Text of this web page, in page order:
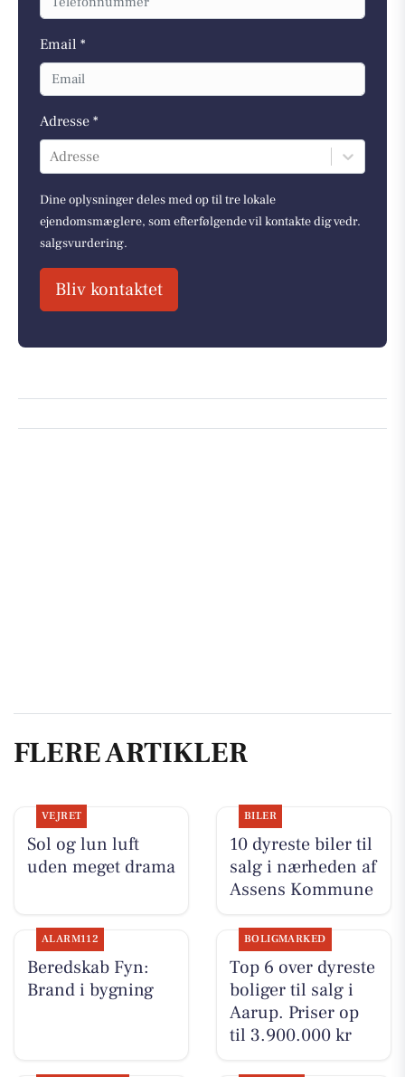
Email *
Adresse *
Adresse
Dine oplysninger deles med op til tre lokale
ejendomsmæglere, som efterfølgende vil kontakte dig vedr.
salgsvurdering.
Bliv kontaktet
FLERE ARTIKLER
VEJRET
Sol og lun luft
uden meget drama
BILER
10 dyreste biler til
salg i nærheden af
Assens Kommune
ALARM112
Beredskab Fyn:
Brand i bygning
BOLIGMARKED
Top 6 over dyreste
boliger til salg i
Aarup. Priser op
til 3.900.000 kr